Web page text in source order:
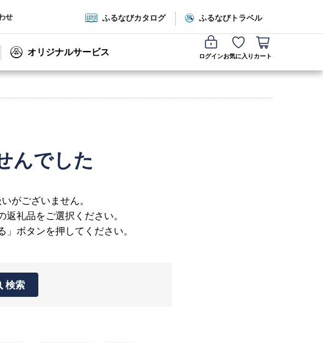
せ ふるなびカタログ ふるなびトラベル
オリジナルサービス ログインお気に入り カート
んでした
がございません。
礼品をご選択ください。
ボタンを押してください。
検索